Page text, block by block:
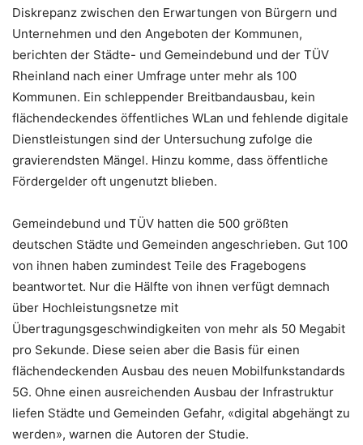
Diskrepanz zwischen den Erwartungen von Bürgern und
Unternehmen und den Angeboten der Kommunen,
berichten der Städte- und Gemeindebund und der TÜV
Rheinland nach einer Umfrage unter mehr als 100
Kommunen. Ein schleppender Breitbandausbau, kein
flächendeckendes öffentliches WLan und fehlende digitale
Dienstleistungen sind der Untersuchung zufolge die
gravierendsten Mängel. Hinzu komme, dass öffentliche
Fördergelder oft ungenutzt blieben.
Gemeindebund und TÜV hatten die 500 größten
deutschen Städte und Gemeinden angeschrieben. Gut 100
von ihnen haben zumindest Teile des Fragebogens
beantwortet. Nur die Hälfte von ihnen verfügt demnach
über Hochleistungsnetze mit
Übertragungsgeschwindigkeiten von mehr als 50 Megabit
pro Sekunde. Diese seien aber die Basis für einen
flächendeckenden Ausbau des neuen Mobilfunkstandards
5G. Ohne einen ausreichenden Ausbau der Infrastruktur
liefen Städte und Gemeinden Gefahr, «digital abgehängt zu
werden», warnen die Autoren der Studie.